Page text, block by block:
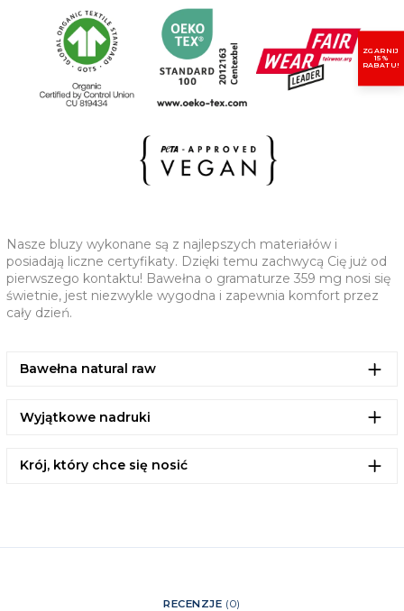
Półksiężyc z tego samego materiału na karku
XS S M L XL 2XL
A - KLATKA PIERSIOWA 70,5 77,5
C - DŁUGOŚĆ RĘKAWA 53 57 59
Nasze bluzy wykonane są z najlepszych materiałów i
posiadają liczne certyfikaty. Dzięki temu zachwycą Cię już od
pierwszego kontaktu! Bawełna o gramaturze 359 mg nosi się
świetnie, jest niezwykle wygodna i zapewnia komfort przez
cały dzień.
Bawełna natural raw
Wyjątkowe nadruki
Krój, który chce się nosić
RECENZJE (0)
ZGARNIJ
15%
RABATU!